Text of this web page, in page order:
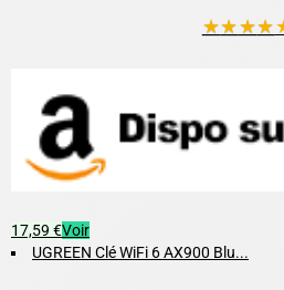
★★★★
17,59 €Voir
UGREEN Clé WiFi 6 AX900 Blu...